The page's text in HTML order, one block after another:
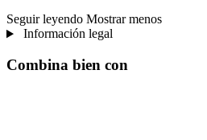
Seguir leyendo Mostrar menos
Información legal
Combina bien con